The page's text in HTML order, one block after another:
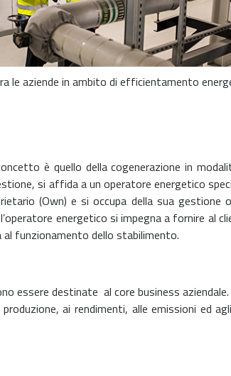
le aziende in ambito di efficientamento
è quello della cogenerazione in
si affida a un operatore energetico
(Own) e si occupa della sua gestione
energetico si impegna a fornire al
al funzionamento dello stabilimento.
essere destinate al core business aziendale.
ai rendimenti, alle emissioni ed